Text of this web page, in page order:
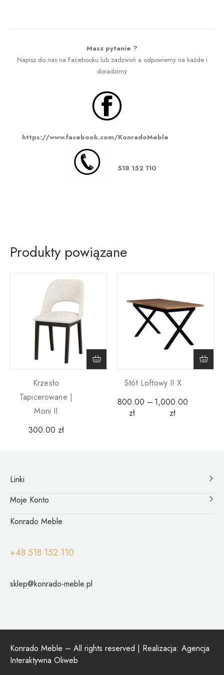
Masz pytanie ?
Napisz do nas na Facebooku lub zadzwoń a odpowiemy na każde i
doradzimy
https://www.facebook.com/KonradoMeble
518 152 110
Produkty powiązane
Krzesło
Tapicerowane |
Moni II
300.00 zł
Stół Loftowy II X
800.00
zł
– 1,000.00
zł
Linki
Moje Konto
Konrado Meble
+48 518 152 110
sklep@konrado-meble.pl
Konrado Meble – All rights reserved | Realizacja: Agencja
Interaktywna Oliweb